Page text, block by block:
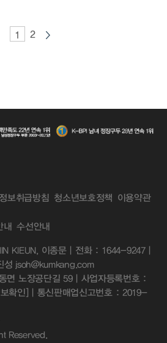
1 2
보취급방침 청소년보호정책 이용약관
내 수선안내
KIEUN, 이종문 | 전화 : 1644-9247 |
성 jsoh@kumkang.com
면 노장공단길 59 | 사업자등록번호 :
확인] | 통신판매업신고번호 : 2019-
Reserved.